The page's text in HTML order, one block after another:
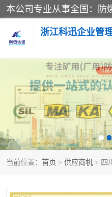
浙江科迅企业管
当前位置： 首页 > 供应商机 > 四
煤安认证
防爆合格证
劳安认证